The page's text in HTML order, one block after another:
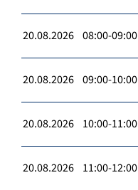
20.08.2026 08:00-09:00
20.08.2026 09:00-10:00
20.08.2026 10:00-11:00
20.08.2026 11:00-12:00